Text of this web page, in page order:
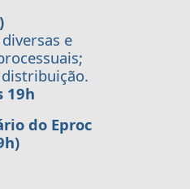
e
19h
do Eproc